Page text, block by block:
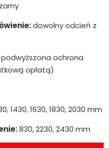
dowolny odcień z
podwyższona ochrona
opłatą)
1430, 1630, 1830, 2030 mm
830, 2230, 2430 mm